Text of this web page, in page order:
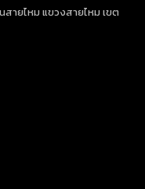
ายไหม แขวงสายไหม เขต